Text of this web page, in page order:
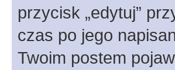
przycisk „edytuj”
czas po jego
Twoim postem